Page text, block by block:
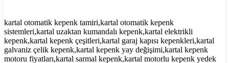
kartal otomatik kepenk tamiri,kartal otomatik kepenk
sistemleri,kartal uzaktan kumandalı kepenk,kartal elektrikli
kepenk,kartal kepenk çeşitleri,kartal garaj kapısı kepenkleri,kartal
galvaniz çelik kepenk,kartal kepenk yay değişimi,kartal kepenk
motoru fiyatları,kartal sarmal kepenk,kartal motorlu kepenk yedek